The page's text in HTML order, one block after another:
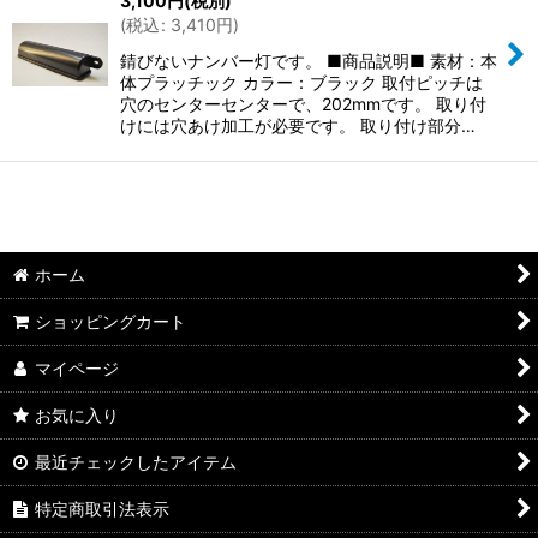
絞り込む
(税込: 3,410円)
錆びないナンバー灯です。 ■商品説明■ 素材：本
体プラッチック カラー：ブラック 取付ピッチは
穴のセンターセンターで、202mmです。 取り付
けには穴あけ加工が必要です。 取り付け部分…
ホーム
ショッピングカート
マイページ
お気に入り
最近チェックしたアイテム
特定商取引法表示